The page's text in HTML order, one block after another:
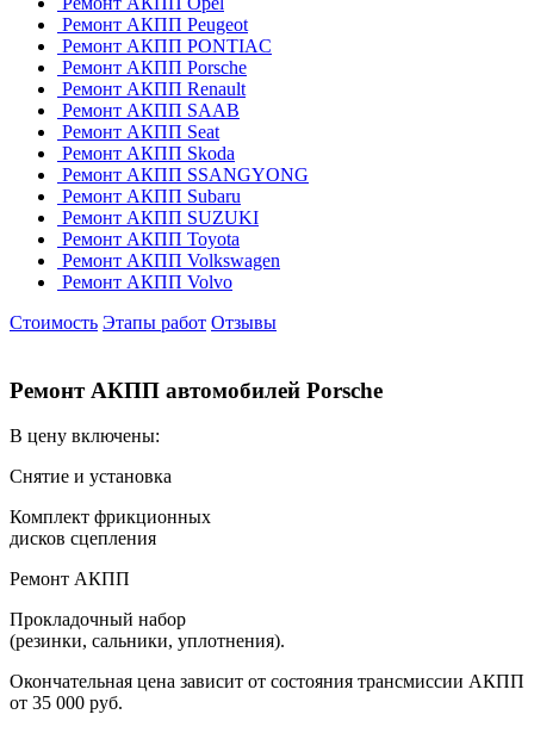
Ремонт АКПП Peugeot
Ремонт АКПП PONTIAC
Ремонт АКПП Porsche
Ремонт АКПП Renault
Ремонт АКПП SAAB
Ремонт АКПП Seat
Ремонт АКПП Skoda
Ремонт АКПП SSANGYONG
Ремонт АКПП Subaru
Ремонт АКПП SUZUKI
Ремонт АКПП Toyota
Ремонт АКПП Volkswagen
Ремонт АКПП Volvo
Стоимость Этапы работ Отзывы
Ремонт АКПП автомобилей Porsche
В цену включены:
Снятие и установка
Комплект фрикционных
дисков сцепления
Ремонт АКПП
Прокладочный набор
(резинки, сальники, уплотнения).
Окончательная цена зависит от состояния трансмиссии АКПП
от 35 000 руб.